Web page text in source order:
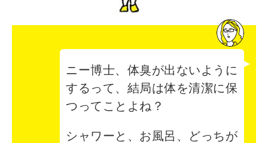
ニー博士、体臭が出ないように
するって、結局は体を清潔に保
つってことよね？
シャワーと、お風呂、どっちが